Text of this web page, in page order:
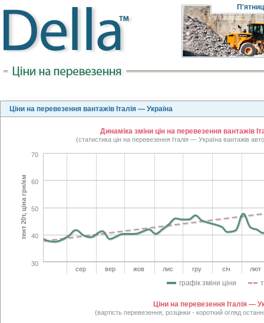
Ціни на перевезення вантажів Італія — Україна
Динаміка зміни цін на перевезення вантажів
(статистика цін на перевезення Італія — Україна вантажів
графік зміни ціни
сер вер жов лис гру січ лют
30
40
50
60
70
тент 20т, ціна грн/км
Ціни на перевезення Італія —
(вартість перевезення, розцінки - короткий огляд